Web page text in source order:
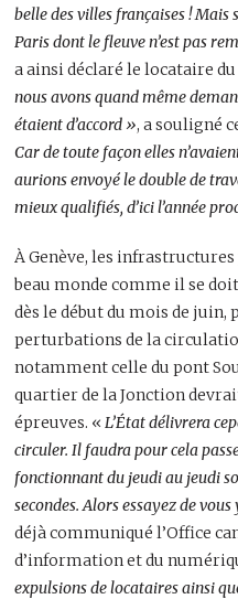
belle des villes françaises !
Paris dont le fleuve n’est pas
a ainsi déclaré le locataire du
nous avons quand même
étaient d’accord », a souligné
Car de toute façon elles
aurions envoyé le double de
mieux qualifiés, d’ici l’année
À Genève, les
beau monde comme il se
dès le début du mois de juin,
perturbations de la
notamment celle du pont
quartier de la Jonction
épreuves. «L’État délivrera
circuler. Il faudra pour cela
fonctionnant du jeudi au jeudi
secondes. Alors essayez de
déjà communiqué l’Office
d’information et du
expulsions de locataires ainsi